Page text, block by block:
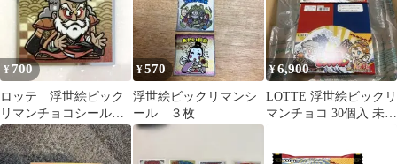
¥ 700
ロッテ 浮世絵ビック
リマンチョコシール
江戸兵衛ゼウス No.37
¥570
浮世絵ビックリマンシ
ール ３枚
¥6,900
LOTTE 浮世絵ビックリ
マンチョコ 30個入 未開